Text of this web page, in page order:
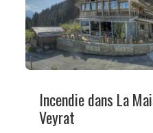
Incendie dans La
Veyrat